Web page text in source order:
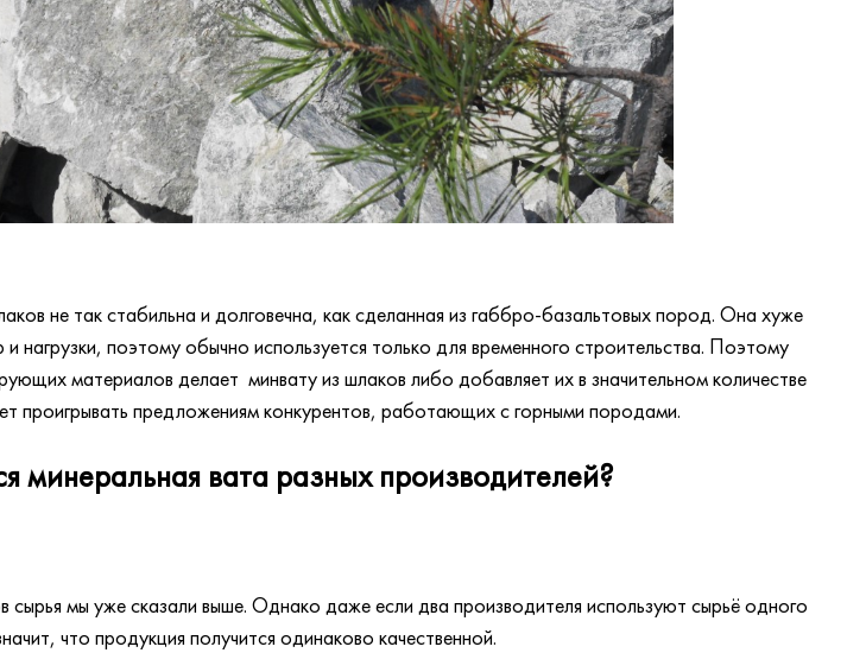
не так стабильна и долговечна, как сделанная из габбро-базальтовых пород. Она хуже
нагрузки, поэтому обычно используется только для временного строительства. Поэтому
материалов делает минвату из шлаков либо добавляет их в значительном количестве
проигрывать предложениям конкурентов, работающих с горными породами.
минеральная вата разных производителей?
сырья мы уже сказали выше. Однако даже если два производителя используют сырьё одного
что продукция получится одинаково качественной.